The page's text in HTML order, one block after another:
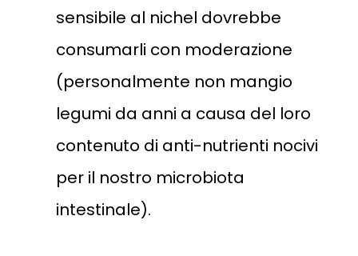
sensibile al nichel dovrebbe
consumarli con moderazione​
(personalmente non mangio
legumi da anni a causa del loro
contenuto di anti-nutrienti nocivi
per il nostro microbiota
intestinale).